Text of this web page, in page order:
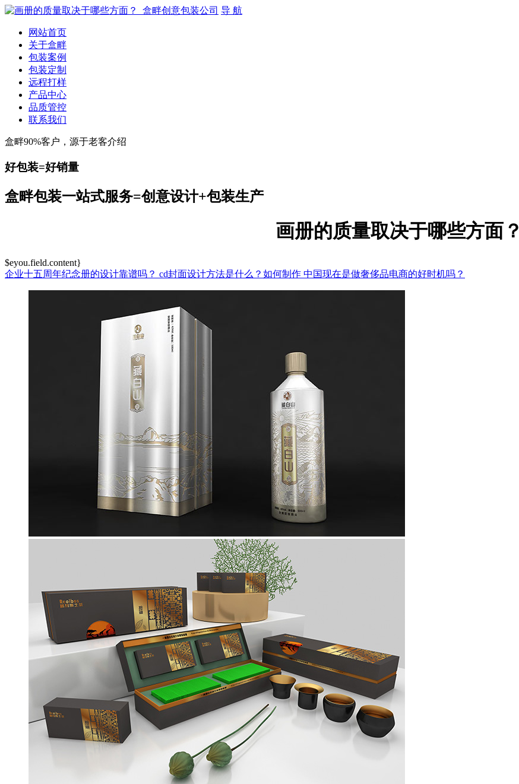
导 航
网站首页
关于盒畔
包装案例
包装定制
远程打样
产品中心
品质管控
联系我们
盒畔90%客户，源于老客介绍
好包装=好销量
盒畔包装一站式服务=创意设计+包装生产
画册的质量取决于哪些方面？
$eyou.field.content}
企业十五周年纪念册的设计靠谱吗？ cd封面设计方法是什么？如何制作 中国现在是做奢侈品电商的好时机吗？